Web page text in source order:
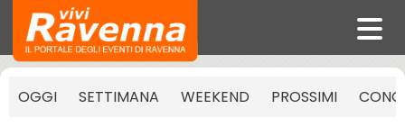
OGGI SETTIMANA WEEKEND PROSSIMI